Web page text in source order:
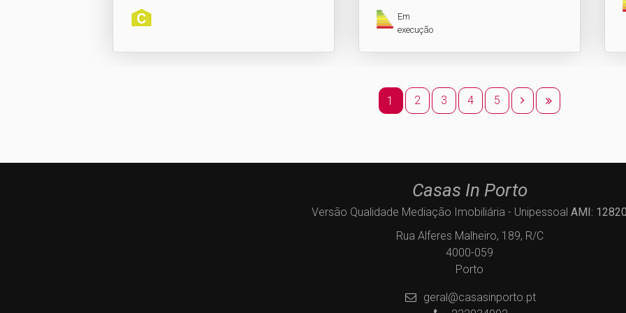
Em
execução
1 2 3 4 5
Casas In Porto
Versão Qualidade Mediação Imobiliária - Unipessoal AMI:
Rua Alferes Malheiro, 189, R/C
4000-059
Porto
geral@casasinporto.pt